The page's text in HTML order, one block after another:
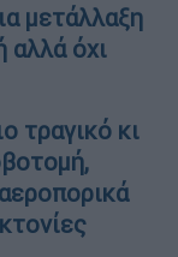
μετάλλαξη
αλλά όχι
τραγικό κι